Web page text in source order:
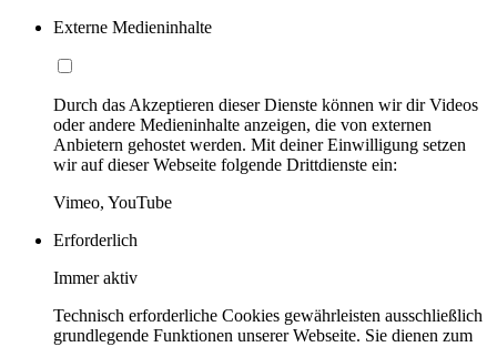
Externe Medieninhalte
Durch das Akzeptieren dieser Dienste können wir dir Videos
oder andere Medieninhalte anzeigen, die von externen
Anbietern gehostet werden. Mit deiner Einwilligung setzen
wir auf dieser Webseite folgende Drittdienste ein:
Vimeo, YouTube
Erforderlich
Immer aktiv
Technisch erforderliche Cookies gewährleisten ausschließlich
grundlegende Funktionen unserer Webseite. Sie dienen zum